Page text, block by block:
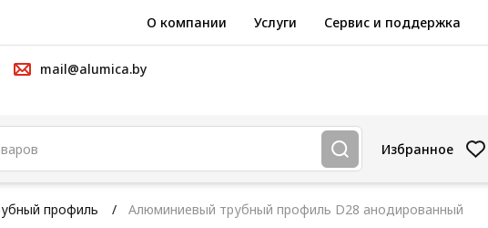
О компании Услуги Сервис и поддержка
mail@alumica.by
Избранное
профиль Алюминиевый трубный профиль D28 анодированный